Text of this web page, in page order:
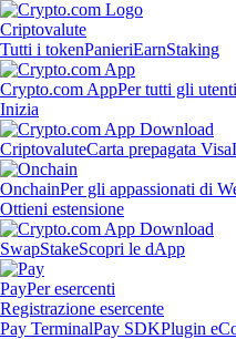
Criptovalute
Tutti i tokenPanieriEarnStaking
Crypto.com AppPer tutti gli utenti
Inizia
CriptovaluteCarta prepagata Visa
OnchainPer gli appassionati di
Ottieni estensione
SwapStakeScopri le dApp
PayPer esercenti
Registrazione esercente
Pay TerminalPay SDKPlugin